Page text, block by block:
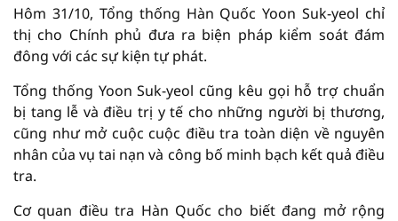
Hôm 31/10, Tổng thống Hàn Quốc Yoon Suk-yeol chỉ
thị cho Chính phủ đưa ra biện pháp kiểm soát đám
đông với các sự kiện tự phát.
Tổng thống Yoon Suk-yeol cũng kêu gọi hỗ trợ chuẩn
bị tang lễ và điều trị y tế cho những người bị thương,
cũng như mở cuộc cuộc điều tra toàn diện về nguyên
nhân của vụ tai nạn và công bố minh bạch kết quả điều
tra.
Cơ quan điều tra Hàn Quốc cho biết đang mở rộng